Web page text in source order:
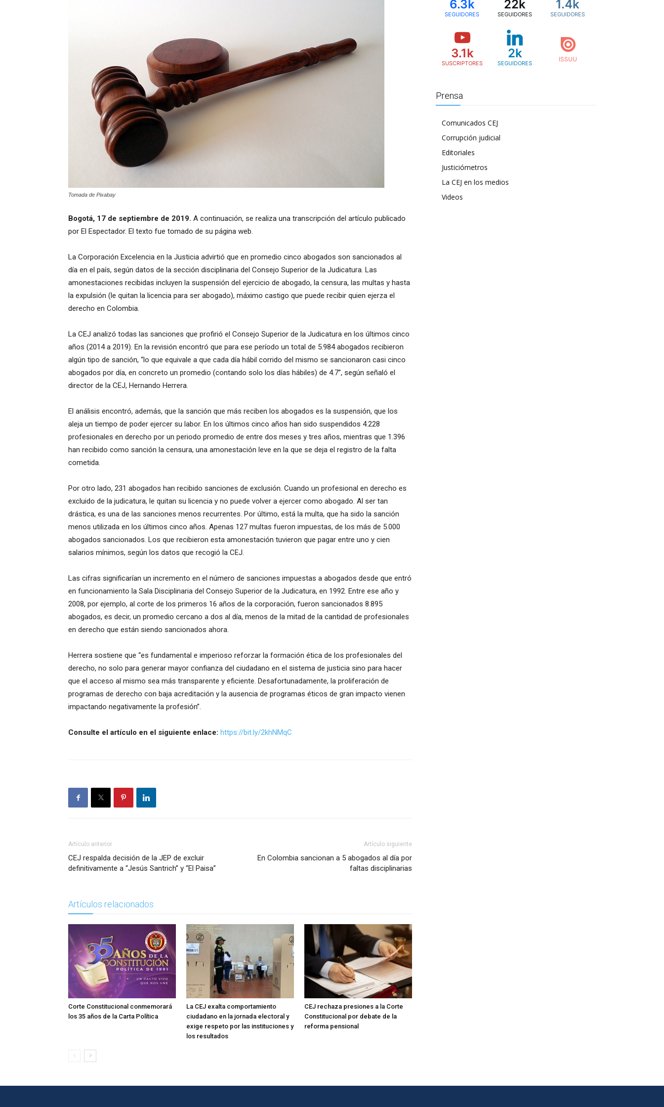
Tomada de Pixabay
Bogotá, 17 de septiembre de 2019. A continuación, se realiza una transcripción del artículo publicado
por El Espectador. El texto fue tomado de su página web.
La Corporación Excelencia en la Justicia advirtió que en promedio cinco abogados son sancionados al
día en el país, según datos de la sección disciplinaria del Consejo Superior de la Judicatura. Las
amonestaciones recibidas incluyen la suspensión del ejercicio de abogado, la censura, las multas y hasta
la expulsión (le quitan la licencia para ser abogado), máximo castigo que puede recibir quien ejerza el
derecho en Colombia.
La CEJ analizó todas las sanciones que profirió el Consejo Superior de la Judicatura en los últimos cinco
años (2014 a 2019). En la revisión encontró que para ese período un total de 5.984 abogados recibieron
algún tipo de sanción, “lo que equivale a que cada día hábil corrido del mismo se sancionaron casi cinco
abogados por día, en concreto un promedio (contando solo los días hábiles) de 4.7”, según señaló el
director de la CEJ, Hernando Herrera.
El análisis encontró, además, que la sanción que más reciben los abogados es la suspensión, que los
aleja un tiempo de poder ejercer su labor. En los últimos cinco años han sido suspendidos 4.228
profesionales en derecho por un periodo promedio de entre dos meses y tres años, mientras que 1.396
han recibido como sanción la censura, una amonestación leve en la que se deja el registro de la falta
cometida.
Por otro lado, 231 abogados han recibido sanciones de exclusión. Cuando un profesional en derecho es
excluido de la judicatura, le quitan su licencia y no puede volver a ejercer como abogado. Al ser tan
drástica, es una de las sanciones menos recurrentes. Por último, está la multa, que ha sido la sanción
menos utilizada en los últimos cinco años. Apenas 127 multas fueron impuestas, de los más de 5.000
abogados sancionados. Los que recibieron esta amonestación tuvieron que pagar entre uno y cien
salarios mínimos, según los datos que recogió la CEJ.
Las cifras significarían un incremento en el número de sanciones impuestas a abogados desde que entró
en funcionamiento la Sala Disciplinaria del Consejo Superior de la Judicatura, en 1992. Entre ese año y
2008, por ejemplo, al corte de los primeros 16 años de la corporación, fueron sancionados 8.895
abogados, es decir, un promedio cercano a dos al día, menos de la mitad de la cantidad de profesionales
en derecho que están siendo sancionados ahora.
Herrera sostiene que “es fundamental e imperioso reforzar la formación ética de los profesionales del
derecho, no solo para generar mayor confianza del ciudadano en el sistema de justicia sino para hacer
que el acceso al mismo sea más transparente y eficiente. Desafortunadamente, la proliferación de
programas de derecho con baja acreditación y la ausencia de programas éticos de gran impacto vienen
impactando negativamente la profesión”.
Consulte el artículo en el siguiente enlace: https://bit.ly/2khNMqC
Artículo anterior
CEJ respalda decisión de la JEP de excluir
definitivamente a “Jesús Santrich” y “El Paisa”
Artículo siguiente
En Colombia sancionan a 5 abogados al día por
faltas disciplinarias
Artículos relacionados
Corte Constitucional conmemorará
los 35 años de la Carta Política
La CEJ exalta comportamiento
ciudadano en la jornada electoral y
exige respeto por las instituciones y
los resultados
CEJ rechaza presiones a la Corte
Constitucional por debate de la
reforma pensional
6.3k
SEGUIDORES
22k
SEGUIDORES
1.4k
SEGUIDORES
3.1k
SUSCRIPTORES
2k
SEGUIDORES
Prensa
Comunicados CEJ
Corrupción judicial
Editoriales
Justiciómetros
La CEJ en los medios
Videos